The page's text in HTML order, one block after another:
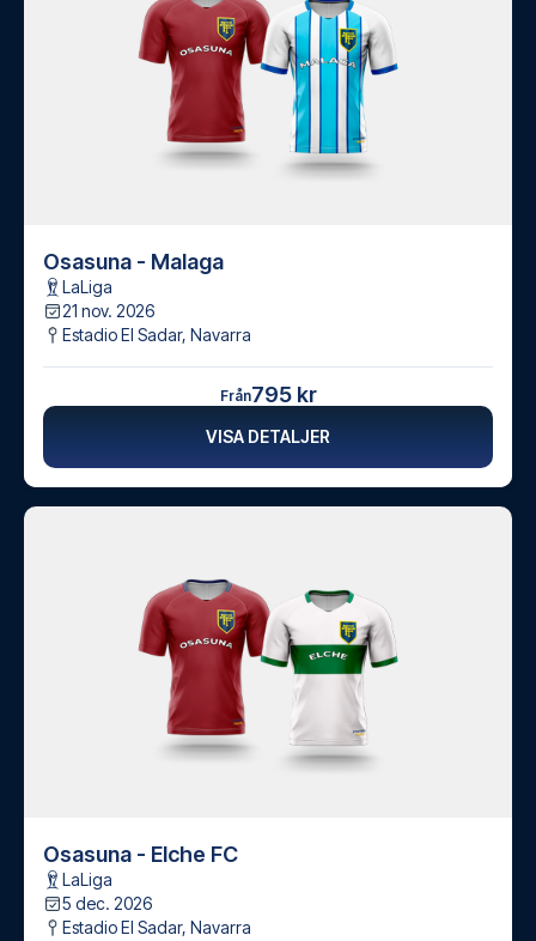
Osasuna - Malaga
LaLiga
21 nov. 2026
Estadio El Sadar, Navarra
Från795 kr
VISA DETALJER
Osasuna - Elche FC
LaLiga
5 dec. 2026
Estadio El Sadar, Navarra